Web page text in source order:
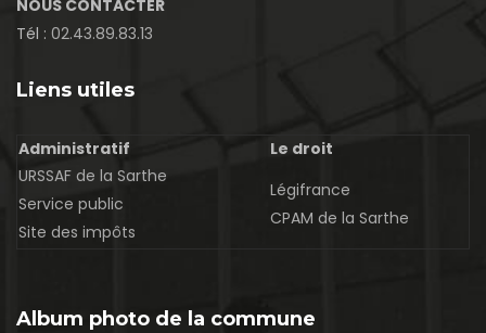
NOUS CONTACTER
Tél : 02.43.89.83.13
Liens utiles
Administratif
Le droit
URSSAF de la Sarthe
Service public
Site des impôts
Légifrance
CPAM de la Sarthe
Album photo de la commune